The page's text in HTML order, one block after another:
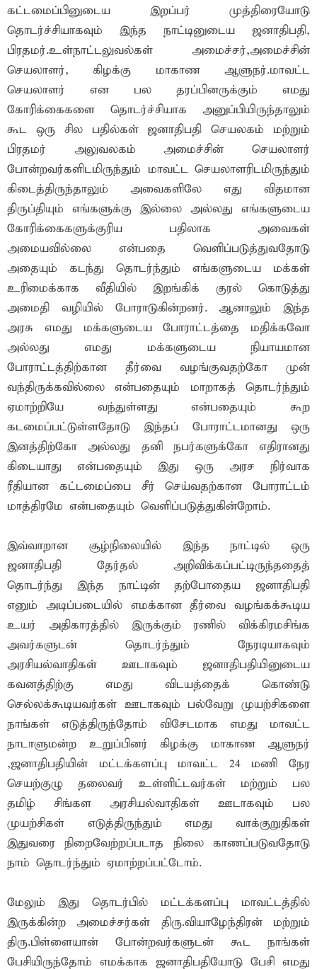
கட்டமைப்பினுடைய இறப்பர் முத்திரையோடு
தொடர்ச்சியாகவும் இந்த நாட்டினுடைய ஜனாதிபதி,
பிரதமர்.உள்நாட்டலுவல்கள் அமைச்சர்,அமைச்சின்
செயலாளர், கிழக்கு மாகாண ஆளுநர்.மாவட்ட
செயலாளர் என பல தரப்பினருக்கும் எமது
கோரிக்கைகளை தொடர்ச்சியாக அனுப்பியிருந்தாலும்
கூட ஒரு சில பதில்கள் ஜனாதிபதி செயலகம் மற்றும்
பிரதமர் அலுவலகம் அமைச்சின் செயலாளர்
போன்றவர்களிடமிருந்தும் மாவட்ட செயலாளரிடமிருந்தும்
கிடைத்திருந்தாலும் அவைகளிலே எது விதமான
திருப்தியும் எங்களுக்கு இல்லை அல்லது எங்களுடைய
கோரிக்கைகளுக்குரிய பதிலாக அவைகள்
அமையவில்லை என்பதை வெளிப்படுத்துவதோடு
அதையும் கடந்து தொடர்ந்தும் எங்களுடைய மக்கள்
உரிமைக்காக வீதியில் இறங்கிக் குரல் கொடுத்து
அமைதி வழியில் போராடுகின்றனர். ஆனாலும் இந்த
அரசு எமது மக்களுடைய போராட்டத்தை மதிக்கவோ
அல்லது எமது மக்களுடைய நியாயமான
போராட்டத்திற்கான தீர்வை வழங்குவதற்கோ முன்
வந்திருக்கவில்லை என்பதையும் மாறாகத் தொடர்ந்தும்
ஏமாற்றியே வந்துள்ளது என்பதையும் கூற
கடமைப்பட்டுள்ளதோடு இந்தப் போராட்டமானது ஒரு
இனத்திற்கோ அல்லது தனி நபர்களுக்கோ எதிரானது
கிடையாது என்பதையும் இது ஒரு அரச நிர்வாக
ரீதியான கட்டமைப்பை சீர் செய்வதற்கான போராட்டம்
மாத்திரமே என்பதையும் வெளிப்படுத்துகின்றோம்.
இவ்வாறான சூழ்நிலையில் இந்த நாட்டில் ஒரு
ஜனாதிபதி தேர்தல் அறிவிக்கப்பட்டிருந்ததைத்
தொடர்ந்து இந்த நாட்டின் தற்போதைய ஜனாதிபதி
எனும் அடிப்படையில் எமக்கான தீர்வை வழங்கக்கூடிய
உயர் அதிகாரத்தில் இருக்கும் ரணில் விக்கிரமசிங்க
அவர்களுடன் தொடர்ந்தும் நேரடியாகவும்
அரசியல்வாதிகள் ஊடாகவும் ஜனாதிபதியினுடைய
கவனத்திற்கு எமது விடயத்தைக் கொண்டு
செல்லக்கூடியவர்கள் ஊடாகவும் பல்வேறு முயற்சிகளை
நாங்கள் எடுத்திருந்தோம் விசேடமாக எமது மாவட்ட
நாடாளுமன்ற உறுப்பினர் கிழக்கு மாகாண ஆளுநர்
,ஜனாதிபதியின் மட்டக்களப்பு மாவட்ட 24 மணி நேர
செயற்குழு தலைவர் உள்ளிட்டவர்கள் மற்றும் பல
தமிழ் சிங்கள அரசியல்வாதிகள் ஊடாகவும் பல
முயற்சிகள் எடுத்திருந்தும் எமது வாக்குறுதிகள்
இதுவரை நிறைவேற்றப்படாத நிலை காணப்படுவதோடு
நாம் தொடர்ந்தும் ஏமாற்றப்பட்டோம்.
மேலும் இது தொடர்பில் மட்டக்களப்பு மாவட்டத்தில்
இருக்கின்ற அமைச்சர்கள் திரு.வியாழேந்திரன் மற்றும்
திரு.பிள்ளையான் போன்றவர்களுடன் கூட நாங்கள்
பேசியிருந்தோம் எமக்காக ஜனாதிபதியோடு பேசி எமது